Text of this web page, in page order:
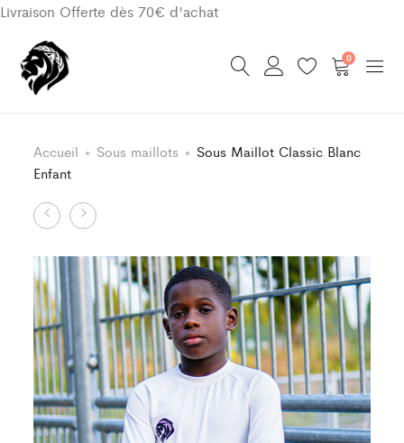
Livraison Offerte dès 70€ d'achat
0
Accueil Sous maillots
Sous Maillot Classic Blanc
Enfant
Product
navigation
Sous
Classic
Bleu
Enfant
Sous
Classic
Noir
Enfant